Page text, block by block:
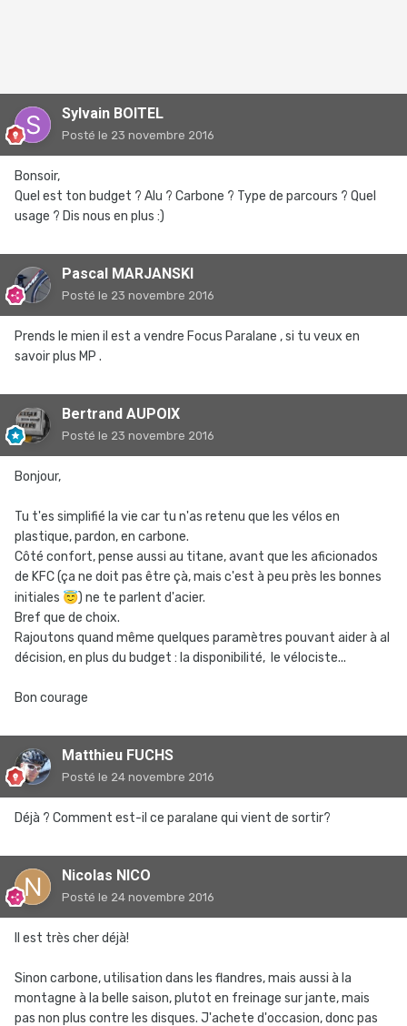
Sylvain BOITEL
Posté le 23 novembre 2016
Bonsoir,
Quel est ton budget ? Alu ? Carbone ? Type de parcours ? Quel
usage ? Dis nous en plus :)
Pascal MARJANSKI
Posté le 23 novembre 2016
Prends le mien il est a vendre Focus Paralane , si tu veux en
savoir plus MP .
Bertrand AUPOIX
Posté le 23 novembre 2016
Bonjour,
Tu t'es simplifié la vie car tu n'as retenu que les vélos en
plastique, pardon, en carbone.
Côté confort, pense aussi au titane, avant que les aficionados
de KFC (ça ne doit pas être çà, mais c'est à peu près les bonnes
initiales 😇) ne te parlent d'acier.
Bref que de choix.
Rajoutons quand même quelques paramètres pouvant aider à al
décision, en plus du budget : la disponibilité, le vélociste...
Bon courage
Matthieu FUCHS
Posté le 24 novembre 2016
Déjà ? Comment est-il ce paralane qui vient de sortir?
Nicolas NICO
Posté le 24 novembre 2016
Il est très cher déjà!
Sinon carbone, utilisation dans les flandres, mais aussi à la
montagne à la belle saison, plutot en freinage sur jante, mais
pas non plus contre les disques. J'achete d'occasion, donc pas